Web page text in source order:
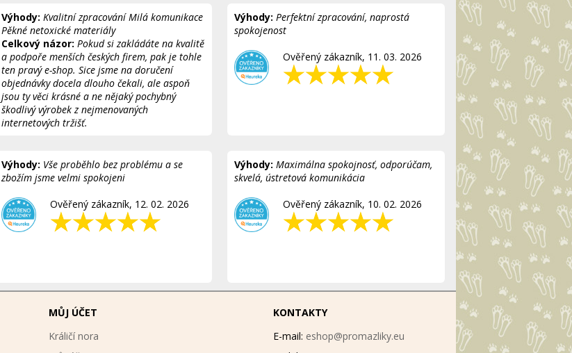
Výhody: Kvalitní zpracování Milá komunikace
Pěkné netoxické materiály
Celkový názor: Pokud si zakládáte na kvalitě
a podpoře menších českých firem, pak je tohle
ten pravý e-shop. Sice jsme na doručení
objednávky docela dlouho čekali, ale aspoň
jsou ty věci krásné a ne nějaký pochybný
škodlivý výrobek z nejmenovaných
internetových tržišť.
Výhody: Perfektní zpracování, naprostá
spokojenost
Ověřený zákazník, 11. 03. 2026
Výhody: Vše proběhlo bez problému a se
zbožím jsme velmi spokojeni
Ověřený zákazník, 12. 02. 2026
Výhody: Maximálna spokojnosť, odporúčam,
skvelá, ústretová komunikácia
Ověřený zákazník, 10. 02. 2026
MŮJ ÚČET
Králičí nora
KONTAKTY
E-mail: eshop@promazliky.eu